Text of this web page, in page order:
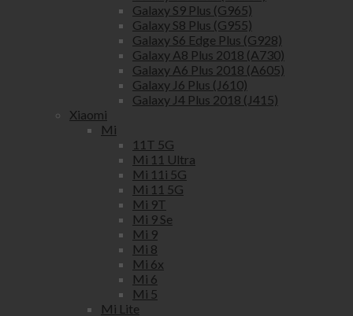
Galaxy S9 Plus (G965)
Galaxy S8 Plus (G955)
Galaxy S6 Edge Plus (G928)
Galaxy A8 Plus 2018 (A730)
Galaxy A6 Plus 2018 (A605)
Galaxy J6 Plus (J610)
Galaxy J4 Plus 2018 (J415)
Xiaomi
Mi
11T 5G
Mi 11 Ultra
Mi 11i 5G
Mi 11 5G
Mi 9T
Mi 9 Se
Mi 9
Mi 8
Mi 6x
Mi 6
Mi 5
Mi Lite